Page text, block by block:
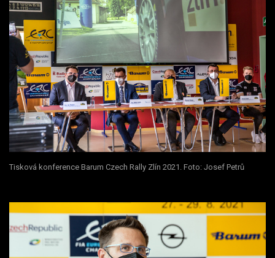
Tisková konference Barum Czech Rally Zlín 2021. Foto: Josef Petrů